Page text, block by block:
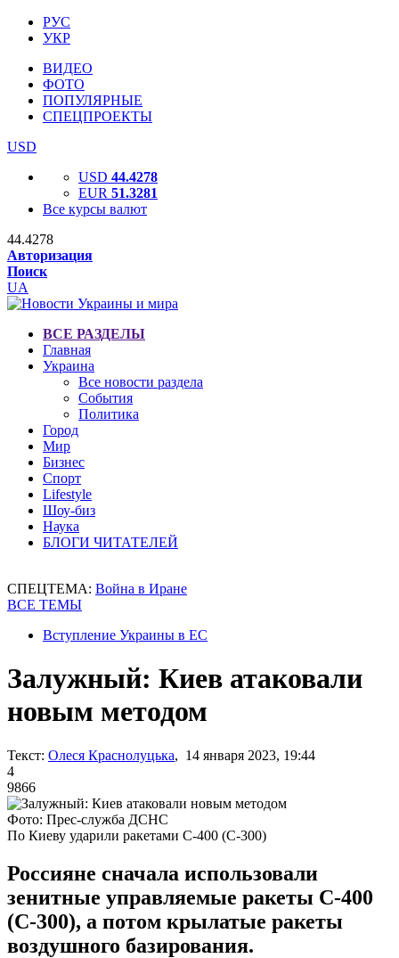
РУС
УКР
ВИДЕО
ФОТО
ПОПУЛЯРНЫЕ
СПЕЦПРОЕКТЫ
USD
USD 44.4278
EUR 51.3281
Все курсы валют
44.4278
Авторизация
Поиск
UA
ВСЕ РАЗДЕЛЫ
Главная
Украина
Все новости раздела
События
Политика
Город
Мир
Бизнес
Спорт
Lifestyle
Шоу-биз
Наука
БЛОГИ ЧИТАТЕЛЕЙ
СПЕЦТЕМА: Война в Иране
ВСЕ ТЕМЫ
Вступление Украины в ЕС
Залужный: Киев атаковали
новым методом
Текст: Олеся Краснолуцька, 14 января 2023, 19:44
4
9866
Фото: Прес-служба ДСНС
По Киеву ударили ракетами С-400 (С-300)
Россияне сначала использовали
зенитные управляемые ракеты С-400
(С-300), а потом крылатые ракеты
воздушного базирования.